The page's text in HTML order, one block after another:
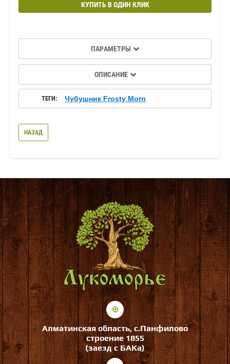
КУПИТЬ В ОДИН КЛИК
ПАРАМЕТРЫ
ОПИСАНИЕ
ТЕГИ: Чубушник Frosty Morn
НАЗАД
Алматинская область, с.Панфилово
строение 1855
(заезд с БАКа)